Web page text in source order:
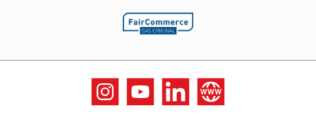
Instagram YouTube LinkedIn Website